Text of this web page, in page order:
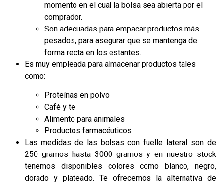
momento en el cual la bolsa sea abierta por el
comprador.
Son adecuadas para empacar productos más
pesados, para asegurar que se mantenga de
forma recta en los estantes.
Es muy empleada para almacenar productos tales
como:
Proteínas en polvo
Café y te
Alimento para animales
Productos farmacéuticos
Las medidas de las bolsas con fuelle lateral son de
250 gramos hasta 3000 gramos y en nuestro stock
tenemos disponibles colores como blanco, negro,
dorado y plateado. Te ofrecemos la alternativa de